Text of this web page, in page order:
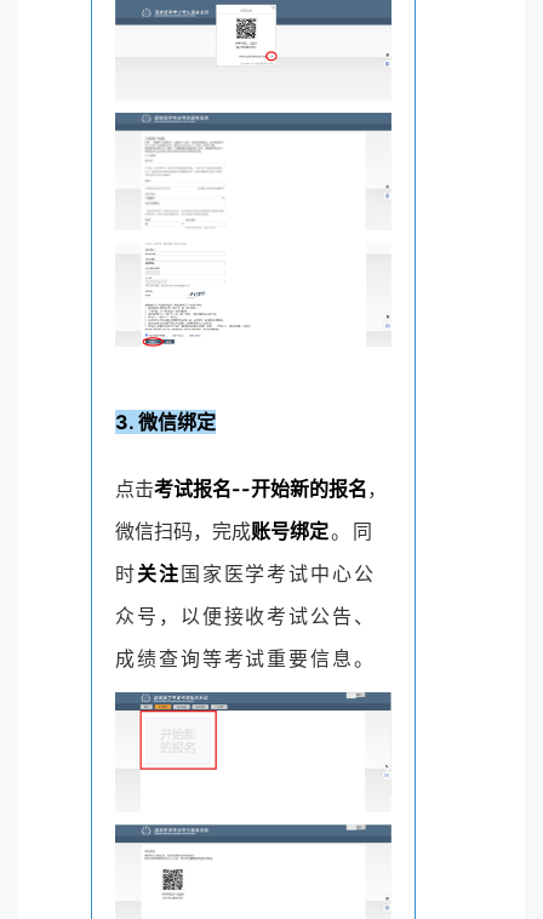
3. 微信绑定
点击考试报名--开始新的报名，
微信扫码，完成账号绑定。同
时关注国家医学考试中心公
众号，以便接收考试公告、
成绩查询等考试重要信息。